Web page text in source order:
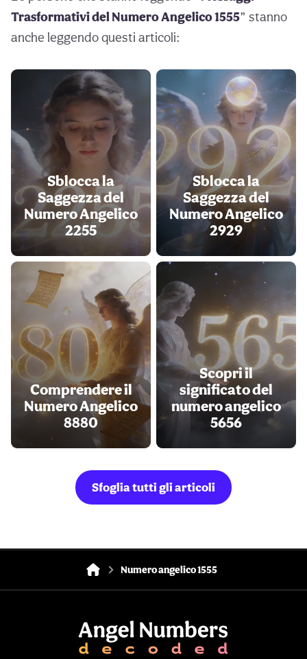
Trasformativi del Numero Angelico 1555” stanno
anche leggendo questi articoli:
Sblocca la
Saggezza del
Numero Angelico
2255
Sblocca la
Saggezza del
Numero Angelico
2929
Comprendere il
Numero Angelico
8880
Scopri il
significato del
numero angelico
5656
Sfoglia tutti gli articoli
Numero angelico 1555